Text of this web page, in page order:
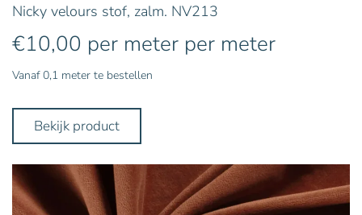
Nicky velours stof, zalm. NV213
€10,00 per meter per meter
Vanaf 0,1 meter te bestellen
Bekijk product